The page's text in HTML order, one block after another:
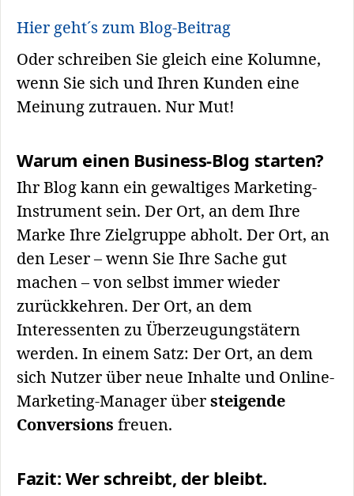
Hier geht´s zum Blog-Beitrag
Oder schreiben Sie gleich eine Kolumne,
wenn Sie sich und Ihren Kunden eine
Meinung zutrauen. Nur Mut!
Warum einen Business-Blog starten?
Ihr Blog kann ein gewaltiges Marketing-
Instrument sein. Der Ort, an dem Ihre
Marke Ihre Zielgruppe abholt. Der Ort, an
den Leser – wenn Sie Ihre Sache gut
machen – von selbst immer wieder
zurückkehren. Der Ort, an dem
Interessenten zu Überzeugungstätern
werden. In einem Satz: Der Ort, an dem
sich Nutzer über neue Inhalte und Online-
Marketing-Manager übersteigende
Conversions freuen.
Fazit: Wer schreibt, der bleibt.